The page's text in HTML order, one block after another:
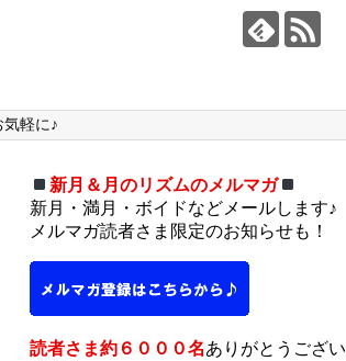
軽に♪
新月＆月のリズムのメルマガ
新月・満月・ボイドなどメールします♪
メルマガ読者さま限定のお知らせも！
読者さま約６０００名ありがとうござい